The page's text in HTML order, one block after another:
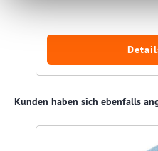
Produktgalerie überspringen
Kunden haben sich ebenfalls